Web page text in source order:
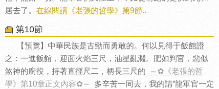
居去了。 在線閱讀《老張的哲學》第9節..
第10節
【預覽】中華民族是古勁而勇敢的。何以見得于飯館證
之：一進飯館，迎面火焰三尺，油星亂濺。肥如判官，惡似
煞神的廚役，持著直徑尺二，柄長三尺的
～✿《老張的哲
學》第10章正文內容✿～
多辛苦一同去，我的請”龍軍官一定